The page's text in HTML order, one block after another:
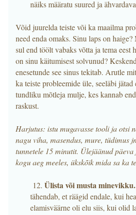
näiks määratu suured ja
Võid juurelda teiste või ka maailma
need enda omaks. Sinu laps on
sul end töölt vabaks võtta ja tema eest
on sinu käitumisest solvunud?
enesetunde see sinus tekitab. Arutle
ka teiste probleemide üle, seeläbi jätad
tundliku mõtleja mulje, kes kannab
raskust.
Harjutus: istu mugavasse tooli ja otsi
nagu viha, masendus, mure, tüdimus
tunnetele 15 minutit. Ülejäänud
kogu aeg meeles, ükskõik mida sa ka
12. Ülista või musta minevikku.
tähendab, et räägid endale, kui
elamisväärne oli elu siis, kui olid